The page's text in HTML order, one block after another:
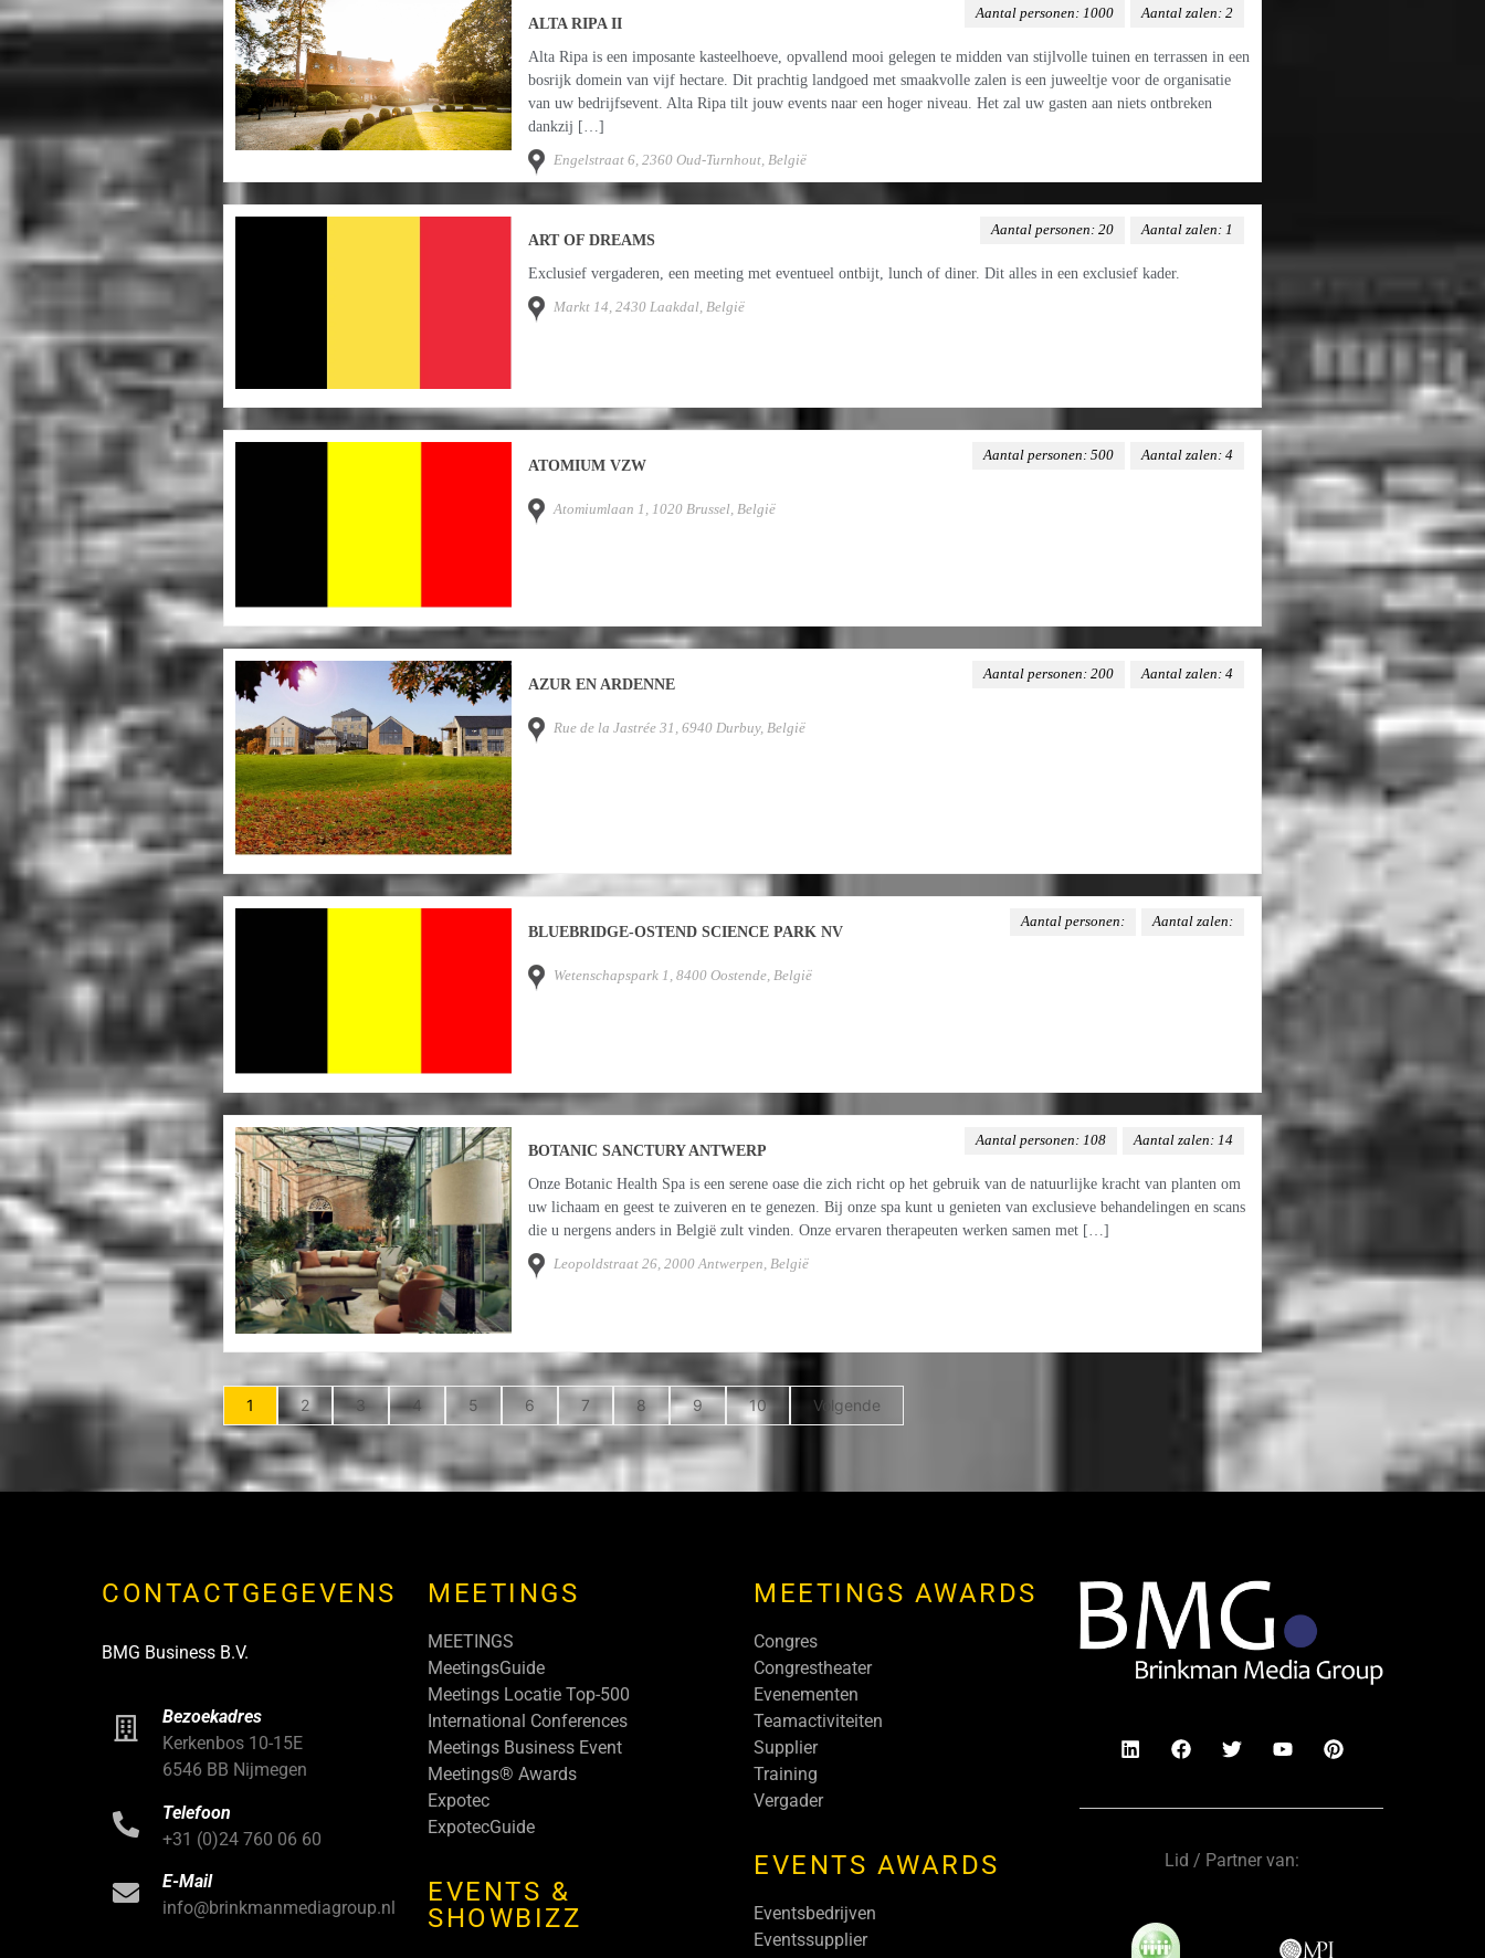
Aantal zalen: 2
Aantal personen: 1000
ALTA RIPA II
Alta Ripa is een imposante kasteelhoeve, opvallend mooi gelegen te midden van stijlvolle tuinen en terrassen in een
bosrijk domein van vijf hectare. Dit prachtig landgoed met smaakvolle zalen is een juweeltje voor de organisatie
van uw bedrijfsevent. Alta Ripa tilt jouw events naar een hoger niveau. Het zal uw gasten aan niets ontbreken
dankzij […]
Engelstraat 6, 2360 Oud-Turnhout, België
Aantal zalen: 1
Aantal personen: 20
ART OF DREAMS
Exclusief vergaderen, een meeting met eventueel ontbijt, lunch of diner. Dit alles in een exclusief kader.
Markt 14, 2430 Laakdal, België
Aantal zalen: 4
Aantal personen: 500
ATOMIUM VZW
Atomiumlaan 1, 1020 Brussel, België
Aantal zalen: 4
Aantal personen: 200
AZUR EN ARDENNE
Rue de la Jastrée 31, 6940 Durbuy, België
Aantal zalen:
Aantal personen:
BLUEBRIDGE-OSTEND SCIENCE PARK NV
Wetenschapspark 1, 8400 Oostende, België
Aantal zalen: 14
Aantal personen: 108
BOTANIC SANCTURY ANTWERP
Onze Botanic Health Spa is een serene oase die zich richt op het gebruik van de natuurlijke kracht van planten om
uw lichaam en geest te zuiveren en te genezen. Bij onze spa kunt u genieten van exclusieve behandelingen en scans
die u nergens anders in België zult vinden. Onze ervaren therapeuten werken samen met […]
Leopoldstraat 26, 2000 Antwerpen, België
1 2 3 4 5 6 7 8 9 10 Volgende
CONTACTGEGEVENS
BMG Business B.V.
Bezoekadres
Kerkenbos 10-15E
6546 BB Nijmegen
Telefoon
+31 (0)24 760 06 60
E-Mail
info@brinkmanmediagroup.nl
MEETINGS
MEETINGS
MeetingsGuide
Meetings Locatie Top-500
International Conferences
Meetings Business Event
Meetings® Awards
Expotec
ExpotecGuide
EVENTS &
SHOWBIZZ
MEETINGS AWARDS
Congres
Congrestheater
Evenementen
Teamactiviteiten
Supplier
Training
Vergader
EVENTS AWARDS
Eventsbedrijven
Eventssupplier
Lid / Partner van: